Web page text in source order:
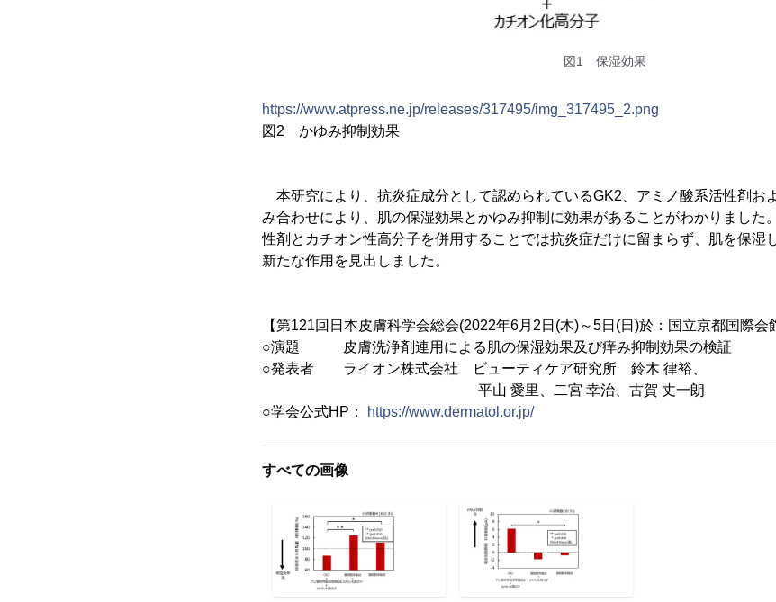
図1 保湿効果
https://www.atpress.ne.jp/releases/317495/img_317495_2.png
図2 かゆみ抑制効果
本研究により、抗炎症成分として認められているGK2、アミノ酸系活性剤お
み合わせにより、肌の保湿効果とかゆみ抑制に効果があることがわかりました
性剤とカチオン性高分子を併用することでは抗炎症だけに留まらず、肌を保湿
新たな作用を見出しました。
【第121回日本皮膚科学会総会(2022年6月2日(木)～5日(日)於：国立京都国際会
○演題 皮膚洗浄剤連用による肌の保湿効果及び痒み抑制効果の検証
○発表者 ライオン株式会社 ビューティケア研究所 鈴木 律裕、
平山 愛里、二宮 幸治、古賀 丈一朗
○学会公式HP：
https://www.dermatol.or.jp/
すべての画像